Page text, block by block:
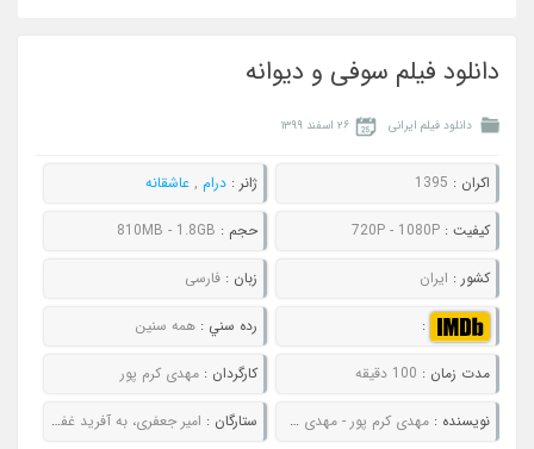
دانلود فیلم سوفی و دیوانه
دانلود فیلم ایرانی ۲۶ اسفند ۱۳۹۹
اکران : 1395 ژانر : درام , عاشقانه
کيفيت :720P - 1080P حجم : 810MB - 1.8GB
کشور : ایران زبان : فارسی
: رده سني : همه سنین
مدت زمان : 100 دقیقه کارگردان : مهدی کرم پور
نويسنده :مهدی کرم پور - مهدی سجاده چی ستارگان : امیر جعفری، به آفرید غفاریان، محمدرضا شریفی‌ نیا، سیامک صفری